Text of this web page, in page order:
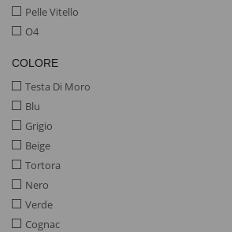
Pelle Vitello
O4
COLORE
Testa Di Moro
Blu
Grigio
Beige
Tortora
Nero
Verde
Cognac